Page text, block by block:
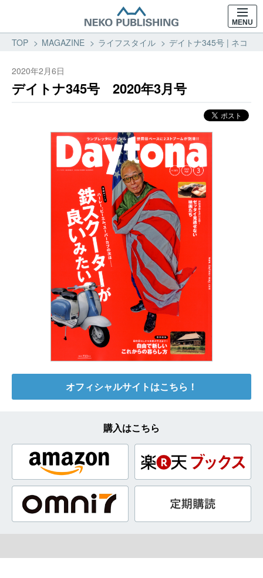
MENU
TOP MAGAZINE ライフスタイル デイトナ345号 | ネコ・
2020年2月6日
デイトナ345号 2020年3月号
オフィシャルサイトはこちら！
購入はこちら